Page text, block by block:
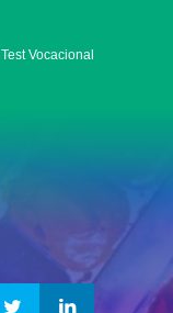
Test Vocacional